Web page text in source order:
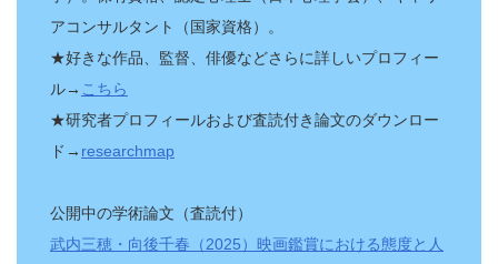
アコンサルタント（国家資格）。
★好きな作品、監督、俳優などさらに詳しいプロフィー
ル→ こちら
★研究者プロフィールおよび査読付き論文のダウンロー
ド→ researchmap
公開中の学術論文（査読付）
武内三穂・向後千春（2025）映画鑑賞における態度と人